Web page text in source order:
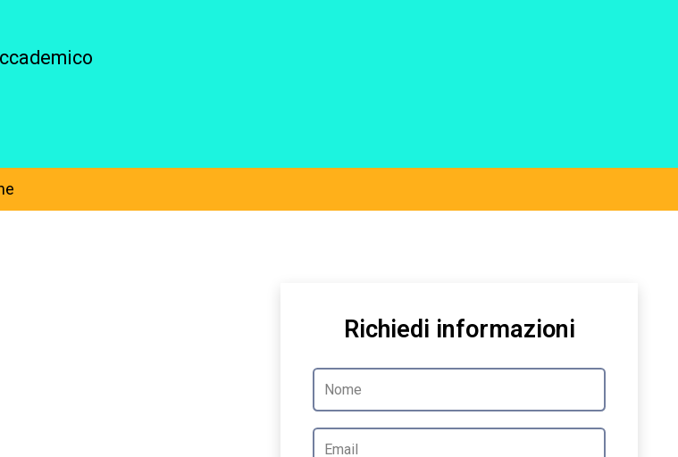
Richiedi informazioni